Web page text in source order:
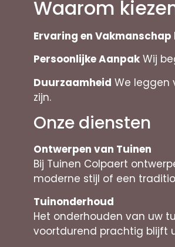
Waarom
Ervaring en Vakmanschap
Persoonlijke Aanpak Wij
Duurzaamheid We leggen
zijn.
Onze diensten
Ontwerpen van Tuinen
Bij Tuinen Colpaert
moderne stijl of een
Tuinonderhoud
Het onderhouden van uw
voortdurend prachtig blijft